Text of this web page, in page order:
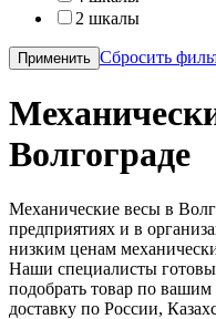
2 шкалы
Применить Сбросить
Волгограде
Механические весы в
предприятиях и в
низким ценам
Наши специалисты
подобрать товар по вашим
доставку по России,